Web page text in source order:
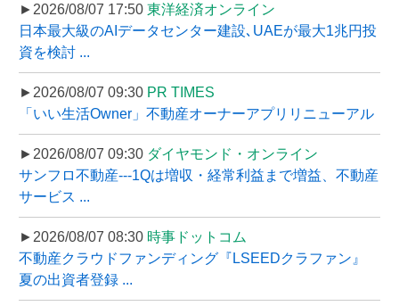
►2026/08/07 17:50 東洋経済オンライン
日本最大級のAIデータセンター建設､UAEが最大1兆円投
資を検討 ...
►2026/08/07 09:30 PR TIMES
「いい生活Owner」不動産オーナーアプリリニューアル
►2026/08/07 09:30 ダイヤモンド・オンライン
サンフロ不動産---1Qは増収・経常利益まで増益、不動産
サービス ...
►2026/08/07 08:30 時事ドットコム
不動産クラウドファンディング『LSEEDクラファン』
夏の出資者登録 ...